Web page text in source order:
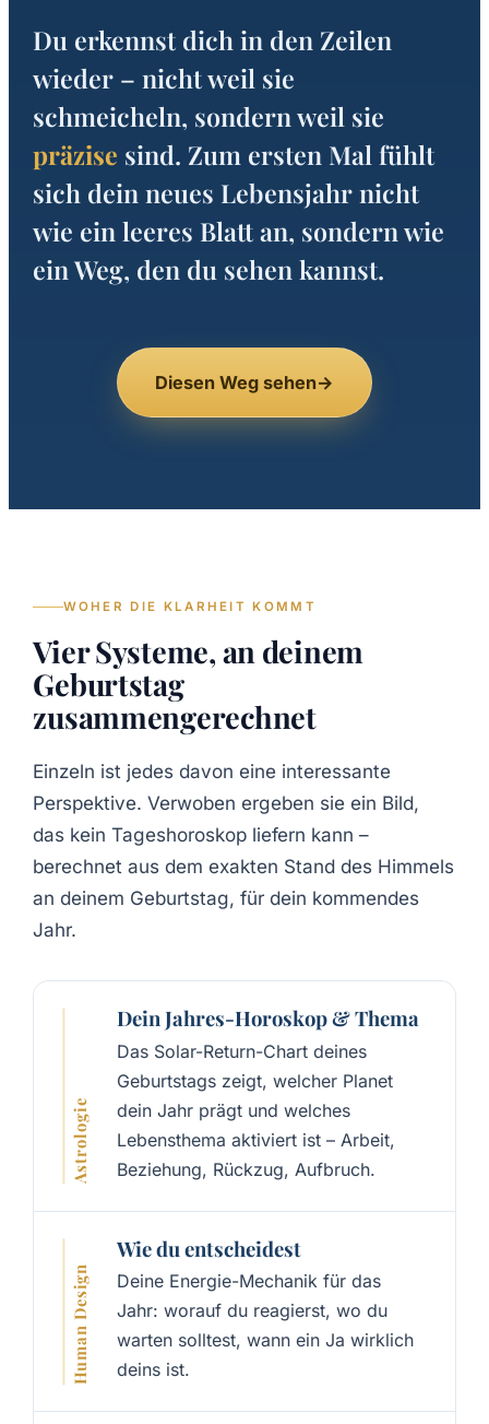
Du erkennst dich in den Zeilen
wieder – nicht weil sie
schmeicheln, sondern weil sie
präzise sind. Zum ersten Mal fühlt
sich dein neues Lebensjahr nicht
wie ein leeres Blatt an, sondern wie
ein Weg, den du sehen kannst.
Diesen Weg sehen→
WOHER DIE KLARHEIT KOMMT
Vier Systeme, an deinem
Geburtstag
zusammengerechnet
Einzeln ist jedes davon eine interessante
Perspektive. Verwoben ergeben sie ein Bild,
das kein Tageshoroskop liefern kann –
berechnet aus dem exakten Stand des Himmels
an deinem Geburtstag, für dein kommendes
Jahr.
Astrologie
Dein Jahres-Horoskop & Thema
Das Solar-Return-Chart deines
Geburtstags zeigt, welcher Planet
dein Jahr prägt und welches
Lebensthema aktiviert ist – Arbeit,
Beziehung, Rückzug, Aufbruch.
Human Design
Wie du entscheidest
Deine Energie-Mechanik für das
Jahr: worauf du reagierst, wo du
warten solltest, wann ein Ja wirklich
deins ist.